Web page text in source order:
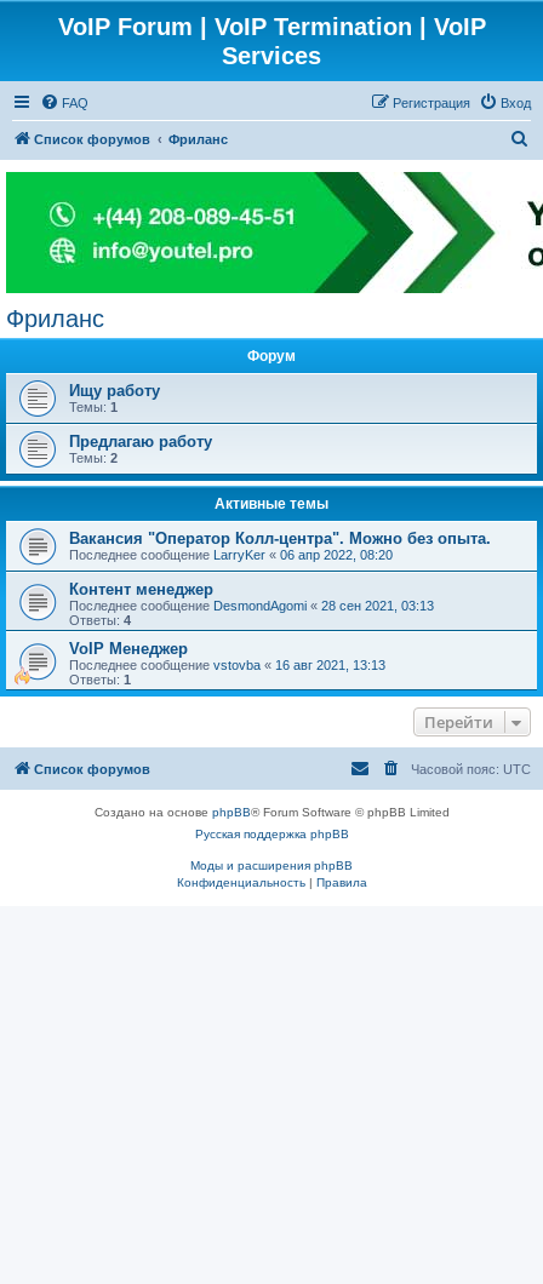
VoIP Forum | VoIP Termination | VoIP
Services
FAQ Вход
Регистрация
Список форумов Фриланс
с
к
Фриланс
Форум
Ищу работу
Темы: 1
Предлагаю работу
Темы: 2
Активные темы
Вакансия "Оператор Колл-центра". Можно без опыта.
Последнее сообщение LarryKer « 06 апр 2022, 08:20
Контент менеджер
Последнее сообщение DesmondAgomi « 28 сен 2021, 03:13
Ответы: 4
VoIP Менеджер
Последнее сообщение vstovba « 16 авг 2021, 13:13
Ответы: 1
Перейти
Список форумов Часовой пояс: UTC
Создано на основе phpBB® Forum Software © phpBB Limited
Русская поддержка phpBB
Моды и расширения phpBB
Конфиденциальность| Правила